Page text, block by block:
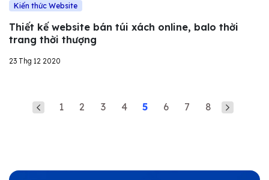
Kiến thức Website
Thiết kế website bán túi xách online, balo thời
trang thời thượng
23 Thg 12 2020
1 2 3 4 5 6 7 8